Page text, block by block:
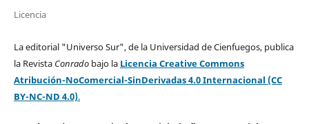
Licencia
La editorial "Universo Sur", de la Universidad de Cienfuegos, publica
la Revista Conradobajo la Licencia Creative Commons
Atribución-NoComercial-SinDerivadas 4.0 Internacional (CC
BY-NC-ND 4.0).